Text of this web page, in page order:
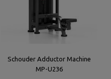
Schouder Adductor Machine
MP-U236